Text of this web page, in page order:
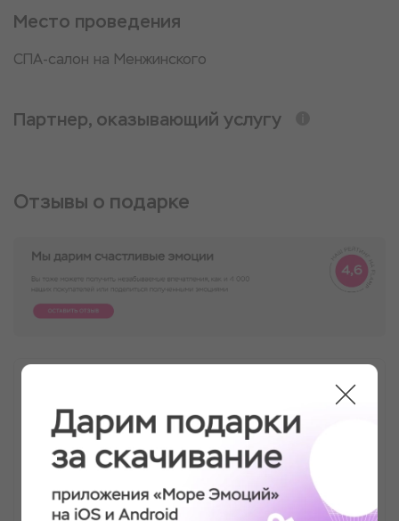
Место проведения
СПА-салон на Менжинского
Партнер, оказывающий услугу
Отзывы о подарке
СПА для лица "Секрет очарования"
Впервые попробовала спа чисто только для
лица и мне понравилось! Буду теперь
стараться ухаживать и за лицом. Мне все
подробно рассказали на процедуре, все свои